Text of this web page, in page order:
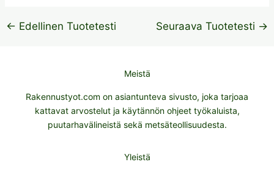
← Edellinen Tuotetesti Seuraava Tuotetesti →
Meistä
Rakennustyot.com on asiantunteva sivusto, joka tarjoaa
kattavat arvostelut ja käytännön ohjeet työkaluista,
puutarhavälineistä sekä metsäteollisuudesta.
Yleistä